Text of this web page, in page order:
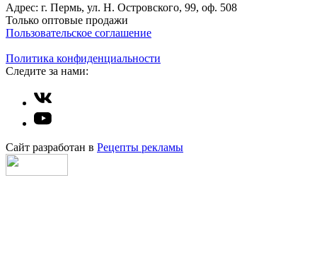
Адрес: г. Пермь, ул. Н. Островского, 99, оф. 508
Только оптовые продажи
Пользовательское соглашение
Политика конфиденциальности
Следите за нами:
Сайт разработан в Рецепты рекламы